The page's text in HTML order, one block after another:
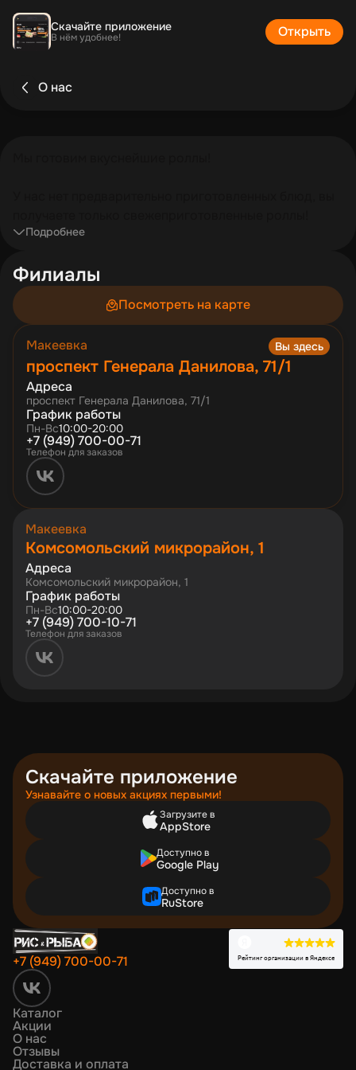
Скачайте приложение
В нём удобнее! Открыть
О нас
Подробнее
Филиалы
Посмотреть на карте
Макеевка Вы здесь
проспект Генерала Данилова, 71/1
Адреса
проспект Генерала Данилова, 71/1
График работы
Пн-Вс10:00-20:00
+7 (949) 700-00-71
Телефон для заказов
Макеевка
Комсомольский микрорайон, 1
Адреса
Комсомольский микрорайон, 1
График работы
Пн-Вс10:00-20:00
+7 (949) 700-10-71
Телефон для заказов
Скачайте приложение
Узнавайте о новых акциях первыми!
Загрузите в
AppStore
Доступно в
Google Play
Доступно в
RuStore
+7 (949) 700-00-71 Рейтинг организации в Яндексе
Каталог
Акции
О нас
Отзывы
Доставка и оплата